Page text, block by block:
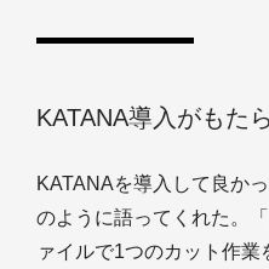
KATANA導入がもた
KATANAを導入して良か
のように語ってくれた。
ァイルで1つのカット作